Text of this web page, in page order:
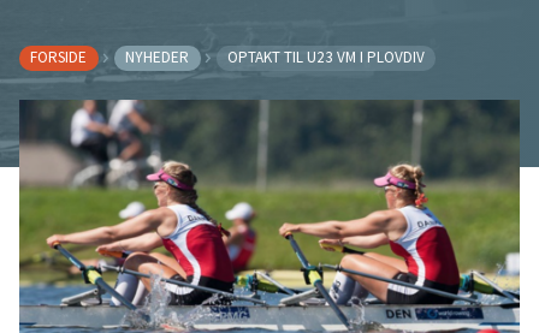
FORSIDE NYHEDER OPTAKT TIL U23 VM I PLOVDIV